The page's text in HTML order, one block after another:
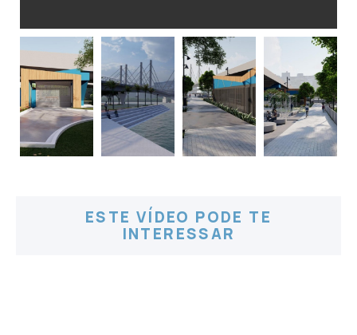
ESTE VÍDEO PODE TE
INTERESSAR